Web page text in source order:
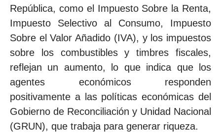
República, como el Impuesto Sobre la Renta,
Impuesto Selectivo al Consumo, Impuesto
Sobre el Valor Añadido (IVA), y los impuestos
sobre los combustibles y timbres fiscales,
reflejan un aumento, lo que indica que los
agentes económicos responden
positivamente a las políticas económicas del
Gobierno de Reconciliación y Unidad Nacional
(GRUN), que trabaja para generar riqueza.